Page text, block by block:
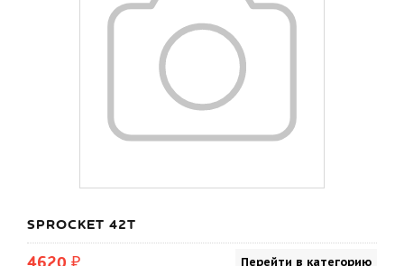
SPROCKET 42T
Перейти в категорию